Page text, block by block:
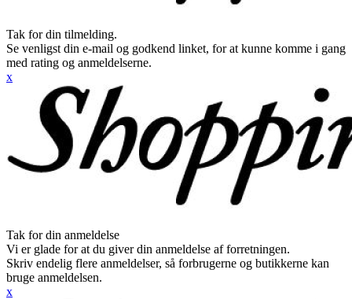
Tak for din tilmelding.
Se venligst din e-mail og godkend linket, for at kunne komme i gang
med rating og anmeldelserne.
x
Tak for din anmeldelse
Vi er glade for at du giver din anmeldelse af forretningen.
Skriv endelig flere anmeldelser, så forbrugerne og butikkerne kan
bruge anmeldelsen.
x